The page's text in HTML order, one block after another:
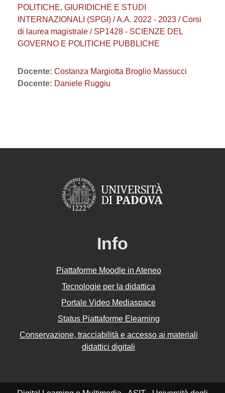
POLITICHE, GIURIDICHE E STUDI
INTERNAZIONALI (SPGI) / A.A. 2022 - 2023 / Corsi
di laurea magistrale / SP1428 - SCIENZE DEL
GOVERNO E POLITICHE PUBBLICHE
Docente: Costanza Margiotta Broglio Massucci
Docente: Daniele Ruggiu
Info
Piattaforme Moodle in Ateneo
Tecnologie per la didattica
Portale Video Mediaspace
Status Piattaforme Elearning
Conservazione, tracciabilità e accesso ai materiali
didattici digitali